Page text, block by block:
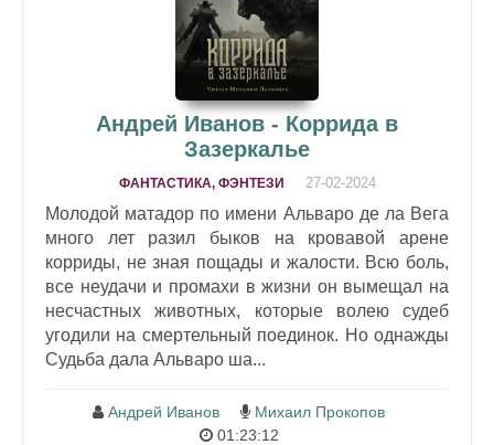
Андрей Иванов - Коррида в
Зазеркалье
ФАНТАСТИКА, ФЭНТЕЗИ 27-02-2024
Молодой матадор по имени Альваро де ла Вега
много лет разил быков на кровавой арене
корриды, не зная пощады и жалости. Всю боль,
все неудачи и промахи в жизни он вымещал на
несчастных животных, которые волею судеб
угодили на смертельный поединок. Но однажды
Судьба дала Альваро ша...
Андрей Иванов
Михаил Прокопов
01:23:12